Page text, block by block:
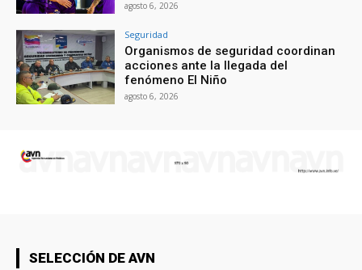
agosto 6, 2026
Seguridad
Organismos de seguridad coordinan
acciones ante la llegada del
fenómeno El Niño
agosto 6, 2026
SELECCIÓN DE AVN